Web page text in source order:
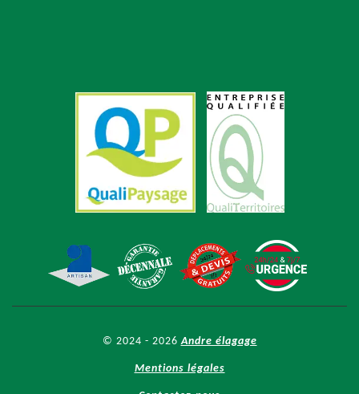
© 2024 - 2026Andre élagage
Mentions légales